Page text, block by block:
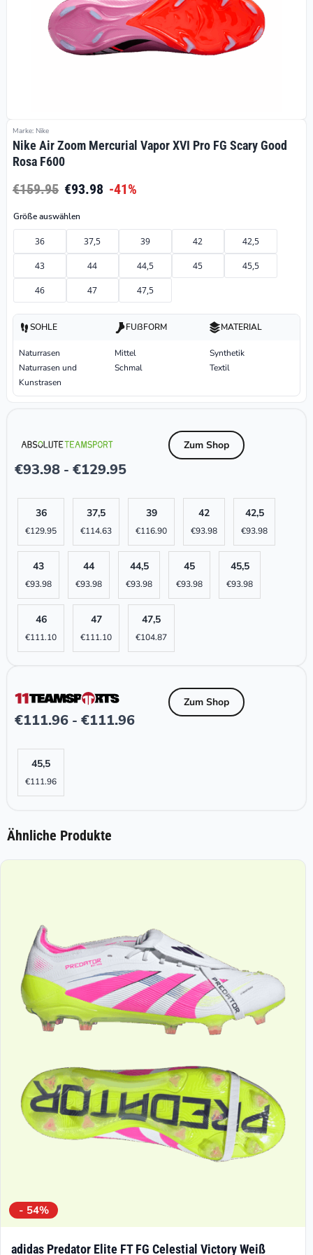
Marke: Nike
Nike Air Zoom Mercurial Vapor XVI Pro FG Scary Good
Rosa F600
€159.95 €93.98 -41%
Größe auswählen
36 37,5 39 42 42,5
43 44 44,5 45 45,5
46 47 47,5
SOHLE
Naturrasen
Naturrasen und
Kunstrasen
FUßFORM
Mittel
Schmal
MATERIAL
Synthetik
Textil
€93.98 - €129.95
Zum Shop
36
€129.95
37,5
€114.63
39
€116.90
42
€93.98
42,5
€93.98
43
€93.98
44
€93.98
44,5
€93.98
45
€93.98
45,5
€93.98
46
€111.10
47
€111.10
47,5
€104.87
€111.96 - €111.96
Zum Shop
45,5
€111.96
Ähnliche Produkte
- 54%
adidas Predator Elite FT FG Celestial Victory Weiß